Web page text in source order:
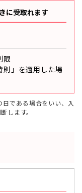
に受取れます
限
則」を適用した場
である場合をいい、入
します。